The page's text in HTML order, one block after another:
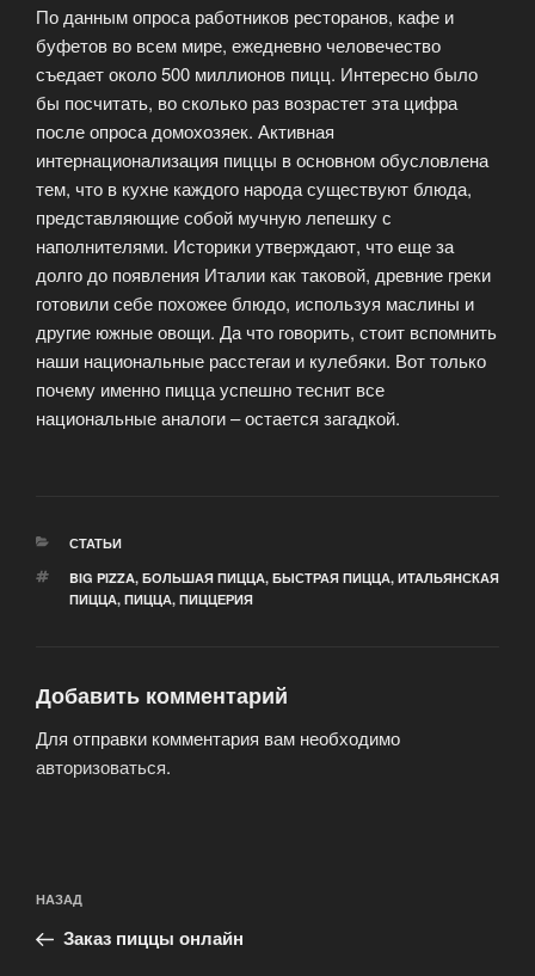
По данным опроса работников ресторанов, кафе и
буфетов во всем мире, ежедневно человечество
съедает около 500 миллионов пицц. Интересно было
бы посчитать, во сколько раз возрастет эта цифра
после опроса домохозяек. Активная
интернационализация пиццы в основном обусловлена
тем, что в кухне каждого народа существуют блюда,
представляющие собой мучную лепешку с
наполнителями. Историки утверждают, что еще за
долго до появления Италии как таковой, древние греки
готовили себе похожее блюдо, используя маслины и
другие южные овощи. Да что говорить, стоит вспомнить
наши национальные расстегаи и кулебяки. Вот только
почему именно пицца успешно теснит все
национальные аналоги – остается загадкой.
РУБРИКИ
СТАТЬИ
МЕТКИ
BIG PIZZA, БОЛЬШАЯ ПИЦЦА, БЫСТРАЯ ПИЦЦА, ИТАЛЬЯНСКАЯ
ПИЦЦА, ПИЦЦА, ПИЦЦЕРИЯ
Добавить комментарий
Для отправки комментария вам необходимо
авторизоваться.
по
записям
Предыдущая
запись:
НАЗАД
Заказ пиццы онлайн